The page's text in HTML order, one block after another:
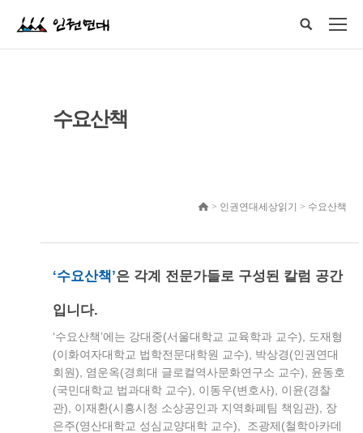
수요산책
> 인권연대세상읽기 > 수요산책
‘수요산책’은 각계 전문가들로 구성된 칼럼 공간
입니다.
‘수요산책’에는 강대중(서울대학교 교육학과 교수), 도재형
(이화여자대학교 법학전문대학원 교수), 박상경(인권연대
회원), 염운옥(경희대 글로컬역사문화연구소 교수), 윤동호
(국민대학교 법과대학 교수), 이동우(변호사), 이윤(경찰
관), 이재환(시흥시청 소상공인과 지역화폐팀 책임관), 장
은주(영산대학교 성심교양대학 교수), 조광제(철학아카데